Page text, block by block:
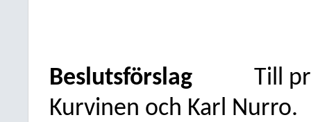
Beslutsförslag
Till
Kurvinen och Karl Nurro.